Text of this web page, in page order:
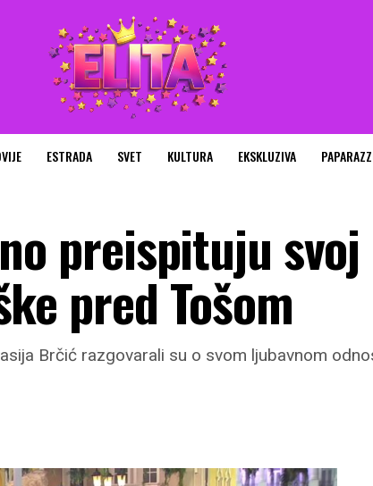
ESTRADA SVET KULTURA EKSKLUZIVA
preispituju svoj
pred Tošom
Brčić razgovarali su o svom ljubavnom